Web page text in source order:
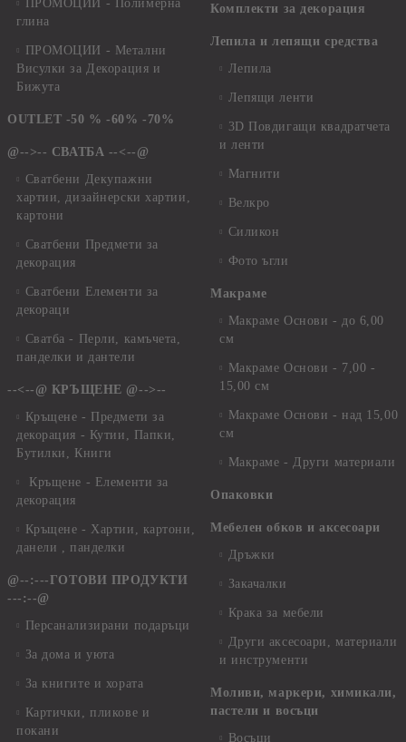
ПРОМОЦИИ - Полимерна
глина
ПРОМОЦИИ - Метални
Висулки за Декорация и
Бижута
OUTLET -50 % -60% -70%
@-->-- СВАТБА --<--@
Сватбени Декупажни
хартии, дизайнерски хартии,
картони
Сватбени Предмети за
декорация
Сватбени Елементи за
декораци
Сватба - Перли, камъчета,
панделки и дантели
--<--@ КРЪЩЕНЕ @-->--
Кръщене - Предмети за
декорация - Кутии, Папки,
Бутилки, Книги
Кръщене - Елементи за
декорация
Кръщене - Хартии, картони,
данели , панделки
@--:---ГОТОВИ ПРОДУКТИ
---:--@
Персанализирани подаръци
За дома и уюта
За книгите и хората
Картички, пликове и
покани
Комплекти за декорация
Лепила и лепящи средства
Лепила
Лепящи ленти
3D Повдигащи квадратчета
и ленти
Магнити
Велкро
Силикон
Фото ъгли
Макраме
Макраме Основи - до 6,00
см
Макраме Основи - 7,00 -
15,00 см
Макраме Основи - над 15,00
см
Макраме - Други материали
Опаковки
Мебелен обков и аксесоари
Дръжки
Закачалки
Крака за мебели
Други аксесоари, материали
и инструменти
Моливи, маркери, химикали,
пастели и восъци
Восъци